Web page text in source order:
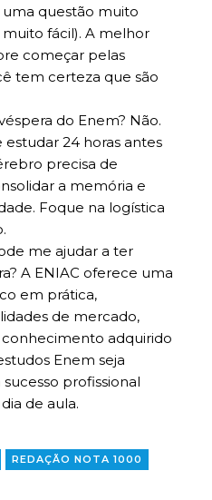
questão muito
fácil). A melhor
começar pelas
tem certeza que são
do Enem? Não.
estudar 24 horas antes
precisa de
a memória e
Foque na logística
me ajudar a ter
A ENIAC oferece uma
em prática,
de mercado,
adquirido
Enem seja
profissional
de aula.
REDAÇÃO NOTA 1000